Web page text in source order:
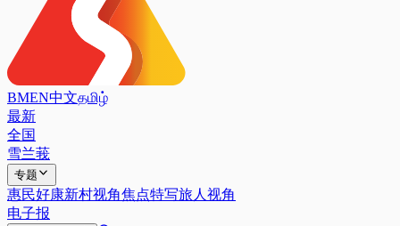
BMEN中文தமிழ்
最新
全国
雪兰莪
专题
惠民好康新村视角焦点特写旅人视角
电子报